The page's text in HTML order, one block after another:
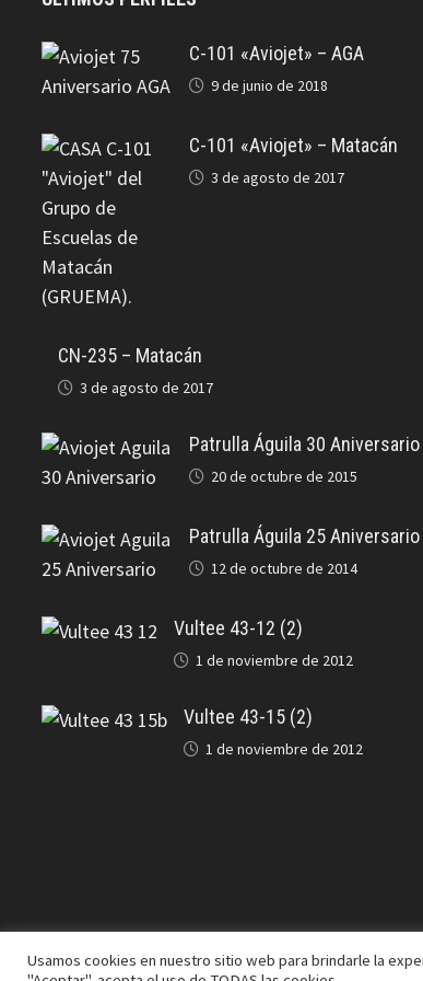
C-101 «Aviojet» – AGA
9 de junio de 2018
C-101 «Aviojet» – Matacán
3 de agosto de 2017
CN-235 – Matacán
3 de agosto de 2017
Patrulla Águila 30 Aniversario
20 de octubre de 2015
Patrulla Águila 25 Aniversario
12 de octubre de 2014
Vultee 43-12 (2)
1 de noviembre de 2012
Vultee 43-15 (2)
1 de noviembre de 2012
Copyright © 2026J.A. Cifuentes. Funciona con
Usamos cookies en nuestro sitio web para brindarle la